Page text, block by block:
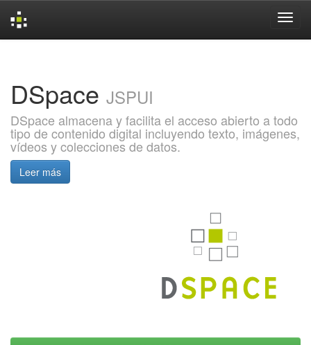
DSpace JSPUI
DSpace almacena y facilita el acceso abierto a todo
tipo de contenido digital incluyendo texto, imágenes,
vídeos y colecciones de datos.
Leer más